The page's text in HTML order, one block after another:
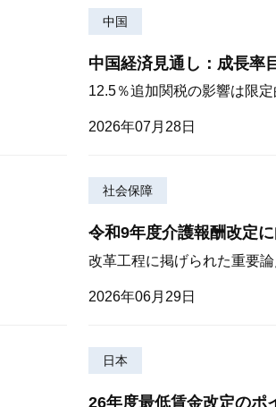
中国
中国経済見通し：成長率
12.5％追加関税の影響は限
2026年07月28日
社会保障
令和9年度介護報酬改定
改革工程に掲げられた重要
2026年06月29日
日本
26年度最低賃金改定の